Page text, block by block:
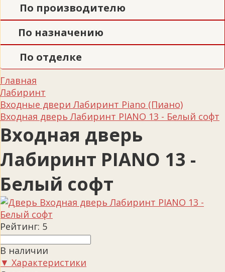
По производителю
По назначению
По отделке
Главная
Лабиринт
Входные двери Лабиринт Piano (Пиано)
Входная дверь Лабиринт PIANO 13 - Белый софт
Входная дверь
Лабиринт PIANO 13 -
Белый софт
Рейтинг: 5
В наличии
▼ Характеристики